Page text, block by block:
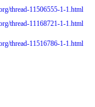
thread-11506555-1-1.html
thread-11168721-1-1.html
thread-11516786-1-1.html